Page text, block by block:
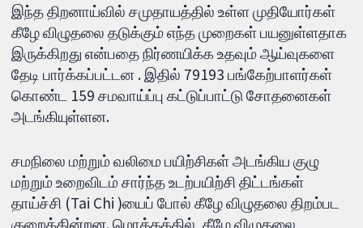
இந்த திறனாய்வில் சமுதாயத்தில் உள்ள முதியோர்கள்
கீழே விழுதலை தடுக்கும் எந்த முறைகள் பயனுள்ளதாக
இருக்கிறது என்பதை நிர்ணயிக்க உதவும் ஆய்வுகளை
தேடி பார்க்கப்பட்டன . இதில் 79193 பங்கேற்பாளர்கள்
கொண்ட 159 சமவாய்ப்பு கட்டுப்பாட்டு சோதனைகள்
அடங்கியுள்ளன.
சமநிலை மற்றும் வலிமை பயிற்சிகள் அடங்கிய குழு
மற்றும் உறைவிடம் சார்ந்த உடற்பயிற்சி திட்டங்கள்
தாய்ச்சி (Tai Chi )யைப் போல் கீழே விழுதலை திறம்பட
குறைக்கின்றன. மொத்தத்தில், கீழே விழுதலை